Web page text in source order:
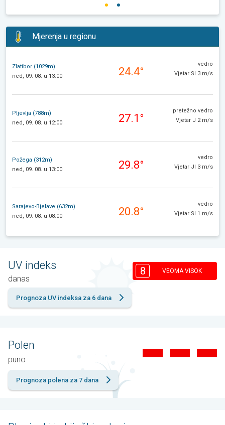
Mjerenja u regionu
Zlatibor (1029m)
ned, 09. 08. u 13:00
24.4°
vedro
Vjetar SI 3 m/s
Pljevlja (788m)
ned, 09. 08. u 12:00
27.1°
pretežno vedro
Vjetar J 2 m/s
Požega (312m)
ned, 09. 08. u 13:00
29.8°
vedro
Vjetar JI 3 m/s
Sarajevo-Bjelave (632m)
ned, 09. 08. u 08:00
20.8°
vedro
Vjetar SI 1 m/s
UV indeks
danas
8 VEOMA VISOK
Prognoza UV indeksa za 6 dana
Polen
puno
Prognoza polena za 7 dana